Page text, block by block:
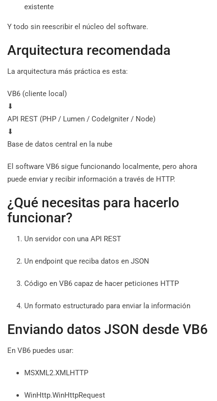
existente
Y todo sin reescribir el núcleo del software.
Arquitectura recomendada
La arquitectura más práctica es esta:
VB6 (cliente local)
⬇
API REST (PHP / Lumen / CodeIgniter / Node)
⬇
Base de datos central en la nube
El software VB6 sigue funcionando localmente, pero ahora
puede enviar y recibir información a través de HTTP.
¿Qué necesitas para hacerlo
funcionar?
Un servidor con una API REST
Un endpoint que reciba datos en JSON
Código en VB6 capaz de hacer peticiones HTTP
Un formato estructurado para enviar la información
Enviando datos JSON desde VB6
En VB6 puedes usar:
MSXML2.XMLHTTP
WinHttp.WinHttpRequest